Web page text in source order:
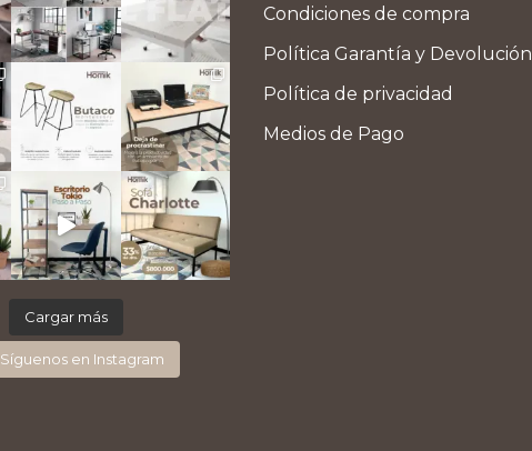
Cargar más
Síguenos en Instagram
Condiciones de compra
Política Garantía y Devolución
Política de privacidad
Medios de Pago